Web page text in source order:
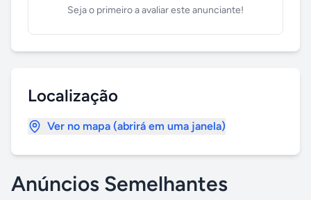
Seja o primeiro a avaliar este anunciante!
Localização
Ver no mapa (abrirá em uma janela)
Anúncios Semelhantes